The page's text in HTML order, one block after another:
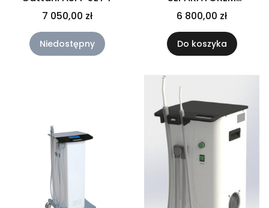
7 050,00 zł
Niedostępny
AMALGAMATU
6 800,00 zł
Do koszyka